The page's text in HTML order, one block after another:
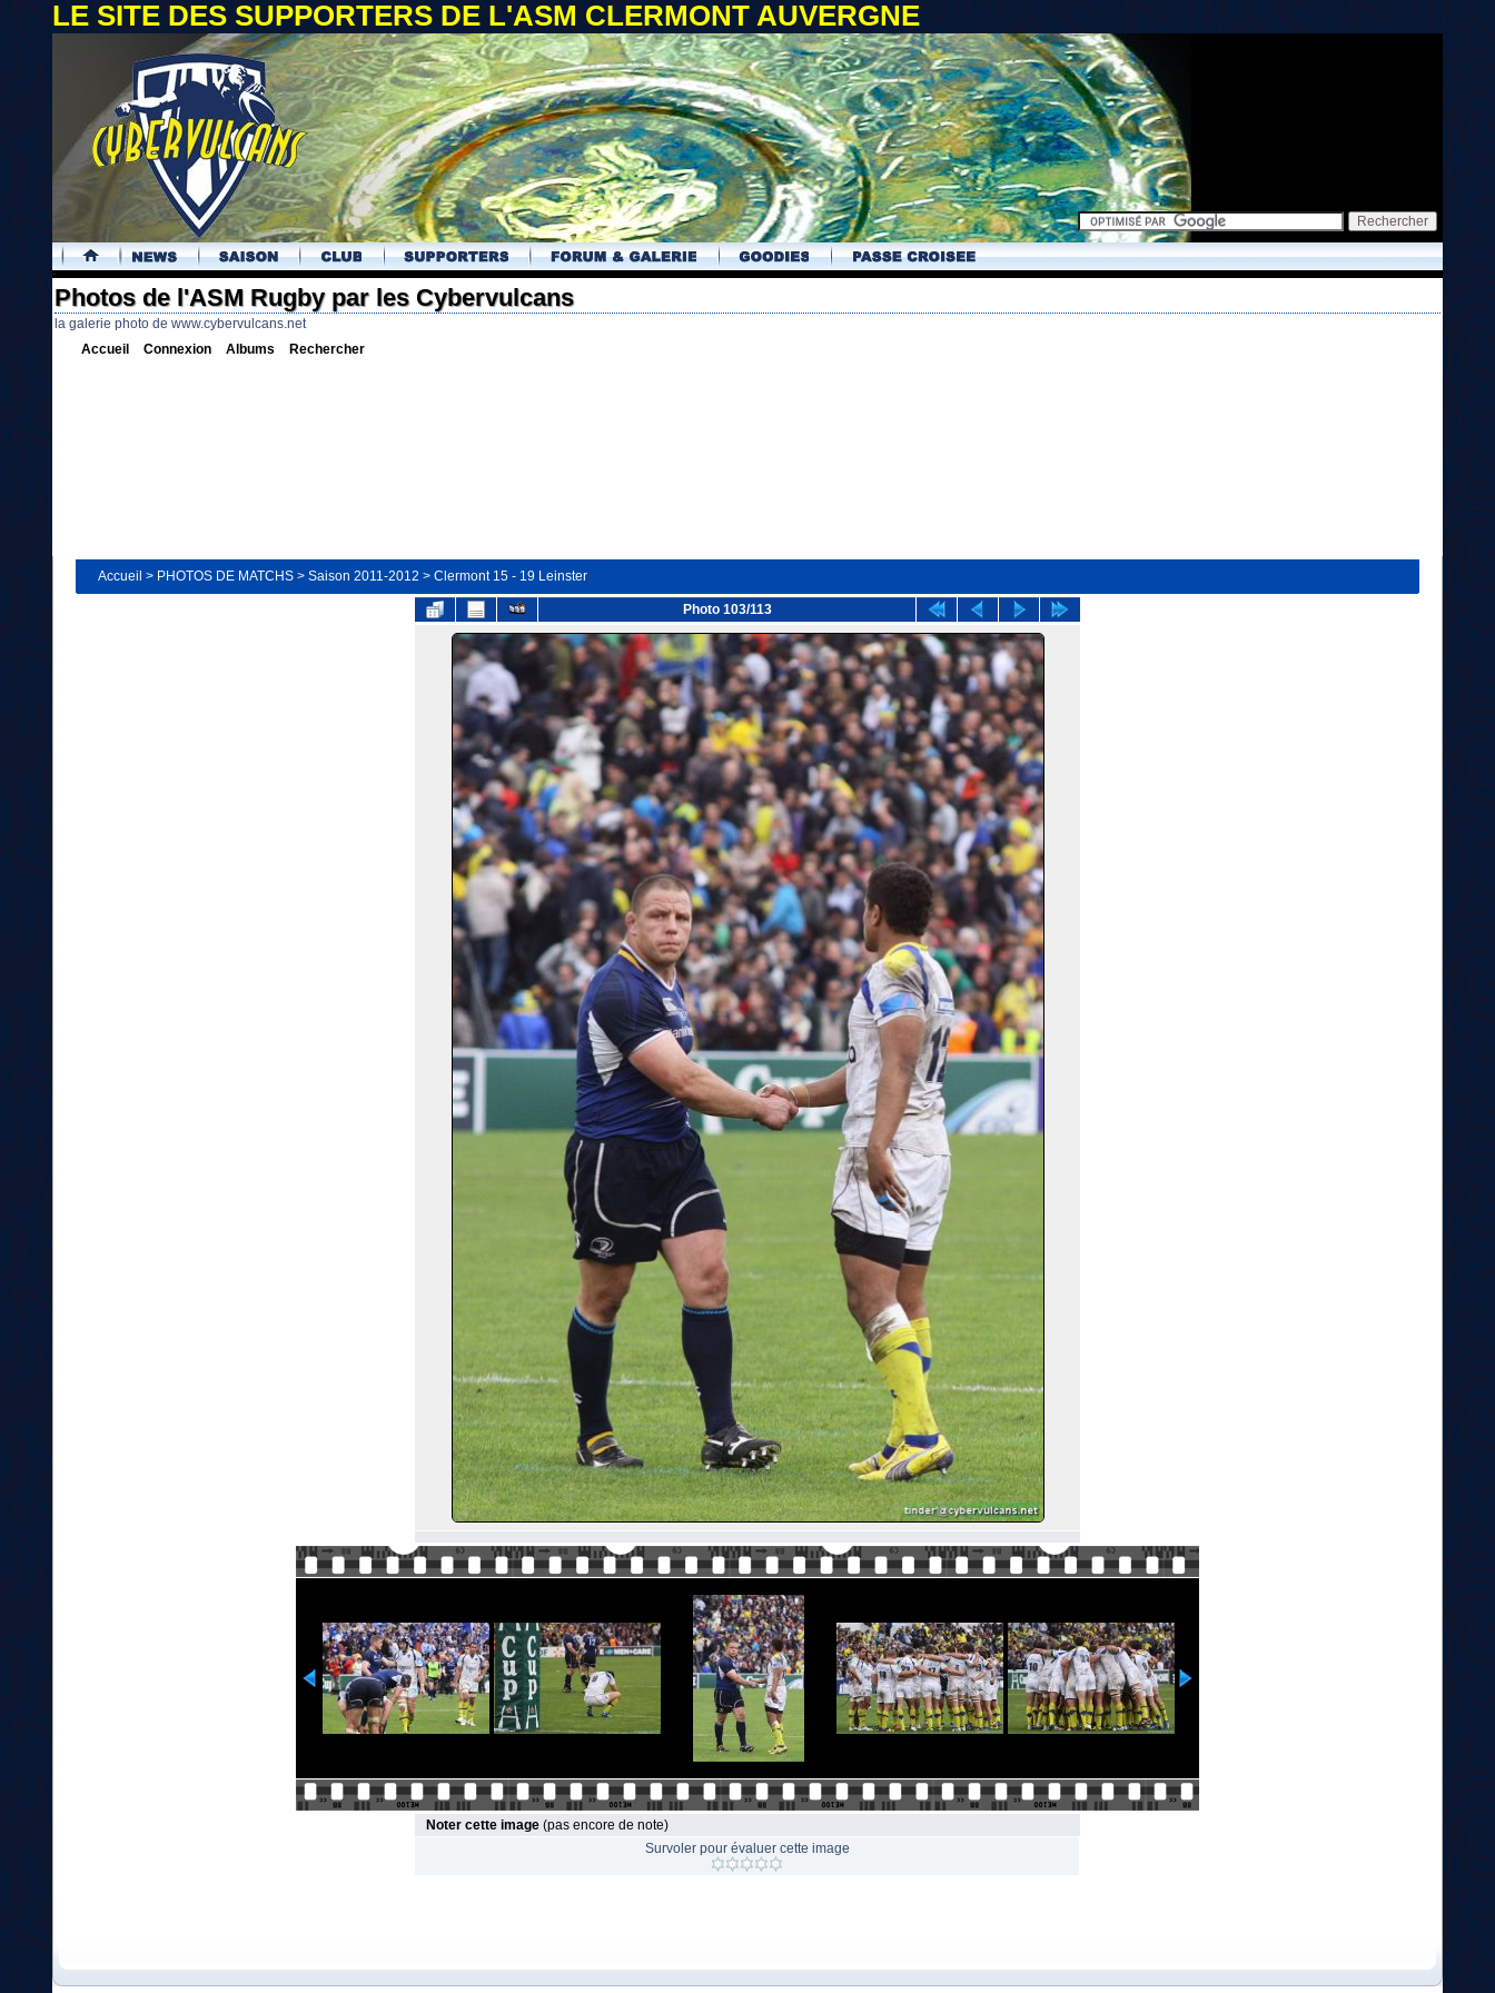
LE SITE DES SUPPORTERS DE L'ASM CLERMONT AUVERGNE
.
Photos de l'ASM Rugby par les Cybervulcans
la galerie photo de www.cybervulcans.net
Accueil Connexion Albums Rechercher
Accueil > PHOTOS DE MATCHS > Saison 2011-2012 > Clermont 15 - 19 Leinster
Photo 103/113
Noter cette image (pas encore de note)
Survoler pour évaluer cette image